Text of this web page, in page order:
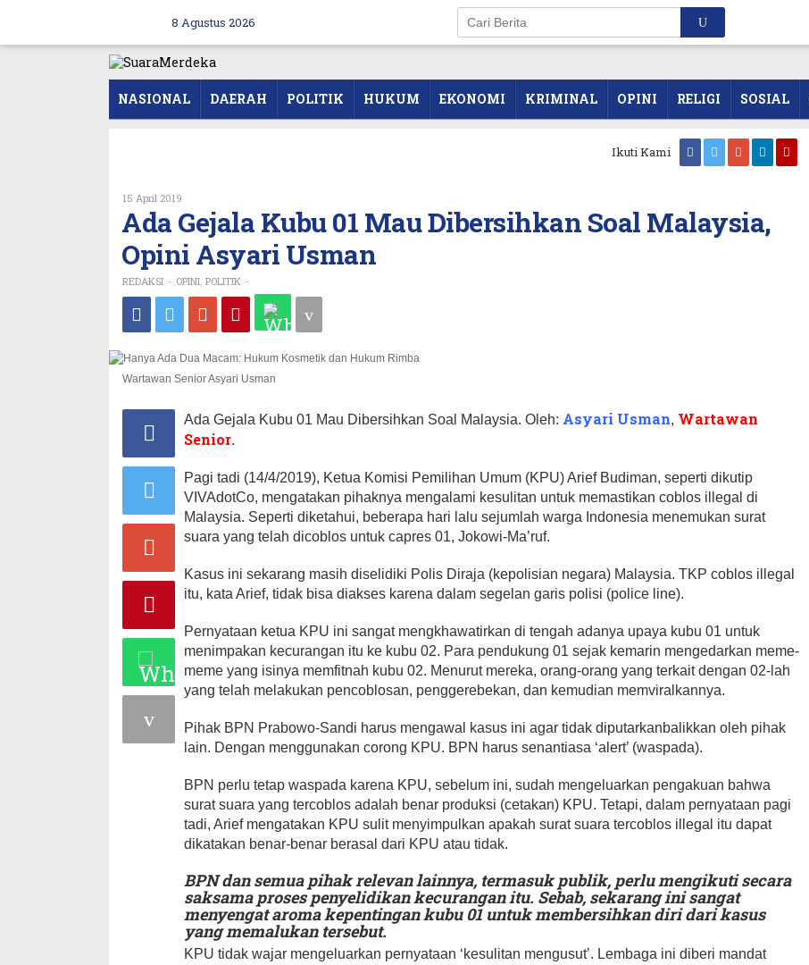
8 Agustus 2026
NASIONAL DAERAH POLITIK HUKUM EKONOMI KRIMINAL OPINI RELIGI SOSIAL
Ikuti Kami
15 April 2019
REDAKSI
Ada Gejala Kubu 01 Mau Dibersihkan Soal Malaysia,
Opini Asyari Usman
REDAKSI - OPINI POLITIK -
Wartawan Senior Asyari Usman
Ada Gejala Kubu 01 Mau Dibersihkan Soal Malaysia. Oleh: Asyari Usman, Wartawan
Senior.
Pagi tadi (14/4/2019), Ketua Komisi Pemilihan Umum (KPU) Arief Budiman, seperti dikutip
VIVAdotCo, mengatakan pihaknya mengalami kesulitan untuk memastikan coblos illegal di
Malaysia. Seperti diketahui, beberapa hari lalu sejumlah warga Indonesia menemukan surat
suara yang telah dicoblos untuk capres 01, Jokowi-Ma’ruf.
Kasus ini sekarang masih diselidiki Polis Diraja (kepolisian negara) Malaysia. TKP coblos illegal
itu, kata Arief, tidak bisa diakses karena dalam segelan garis polisi (police line).
Pernyataan ketua KPU ini sangat mengkhawatirkan di tengah adanya upaya kubu 01 untuk
menimpakan kecurangan itu ke kubu 02. Para pendukung 01 sejak kemarin mengedarkan meme-
meme yang isinya memfitnah kubu 02. Menurut mereka, orang-orang yang terkait dengan 02-lah
yang telah melakukan pencoblosan, penggerebekan, dan kemudian memviralkannya.
Pihak BPN Prabowo-Sandi harus mengawal kasus ini agar tidak diputarkanbalikkan oleh pihak
lain. Dengan menggunakan corong KPU. BPN harus senantiasa ‘alert’ (waspada).
BPN perlu tetap waspada karena KPU, sebelum ini, sudah mengeluarkan pengakuan bahwa
surat suara yang tercoblos adalah benar produksi (cetakan) KPU. Tetapi, dalam pernyataan pagi
tadi, Arief mengatakan KPU sulit menyimpulkan apakah surat suara tercoblos illegal itu dapat
dikatakan benar-benar berasal dari KPU atau tidak.
BPN dan semua pihak relevan lainnya, termasuk publik, perlu mengikuti secara
saksama proses penyelidikan kecurangan itu. Sebab, sekarang ini sangat
menyengat aroma kepentingan kubu 01 untuk membersihkan diri dari kasus
yang memalukan tersebut.
KPU tidak wajar mengeluarkan pernyataan ‘kesulitan mengusut’. Lembaga ini diberi mandat